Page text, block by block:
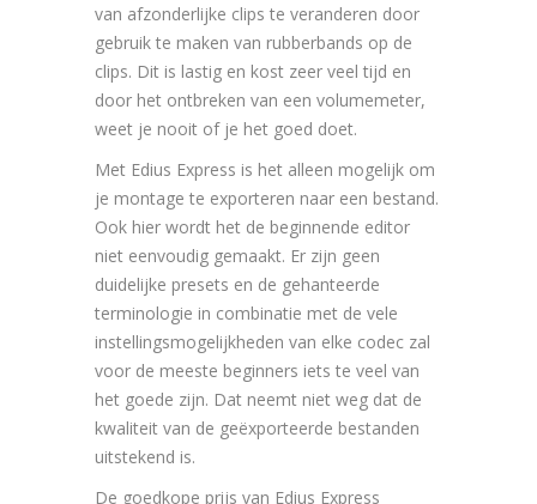
van afzonderlijke clips te veranderen door
gebruik te maken van rubberbands op de
clips. Dit is lastig en kost zeer veel tijd en
door het ontbreken van een volumemeter,
weet je nooit of je het goed doet.
Met Edius Express is het alleen mogelijk om
je montage te exporteren naar een bestand.
Ook hier wordt het de beginnende editor
niet eenvoudig gemaakt. Er zijn geen
duidelijke presets en de gehanteerde
terminologie in combinatie met de vele
instellingsmogelijkheden van elke codec zal
voor de meeste beginners iets te veel van
het goede zijn. Dat neemt niet weg dat de
kwaliteit van de geëxporteerde bestanden
uitstekend is.
De goedkope prijs van Edius Express